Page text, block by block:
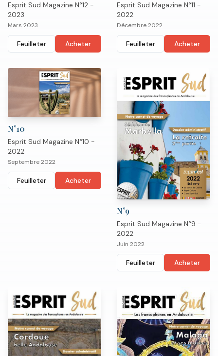
Esprit Sud Magazine N°12 -
2023
Mars 2023
Feuilleter Acheter
Esprit Sud Magazine N°11 -
2022
Décembre 2022
Feuilleter Acheter
N°10
Esprit Sud Magazine N°10 -
2022
Septembre 2022
Feuilleter Acheter
N°9
Esprit Sud Magazine N°9 -
2022
Juin 2022
Feuilleter Acheter